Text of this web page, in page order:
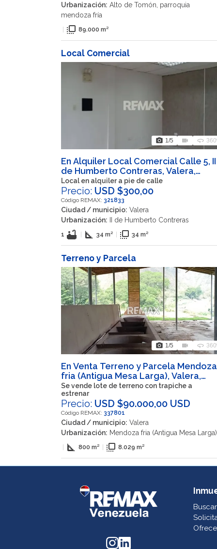
Urbanización: Alto de Tomón, parroquia
mendoza fría
flip_to_front 89.000 m²
Local Comercial
photo_camera 1/5 videocam 360
En Alquiler Local Comercial Calle 5, II
de Humberto Contreras, Valera,
Trujillo, 3101, VEN
Local en alquiler a pie de calle
Precio: USD $300,00
Código REMAX: 321833
Ciudad / municipio: Valera
Urbanización: II de Humberto Contreras
1 bathtub square_foot 34 m² flip_to_front 34 m²
Terreno y Parcela
photo_camera 1/5 videocam 360
En Venta Terreno y Parcela Mendoza
fria (Antigua Mesa Larga), Valera,
Trujillo, VEN
Se vende lote de terreno con trapiche a
estrenar
Precio: USD $90.000,00 USD
Código REMAX: 337801
Ciudad / municipio: Valera
Urbanización: Mendoza fria (Antigua Mesa Larga)
square_foot 800 m² flip_to_front 8.029 m²
Buscar